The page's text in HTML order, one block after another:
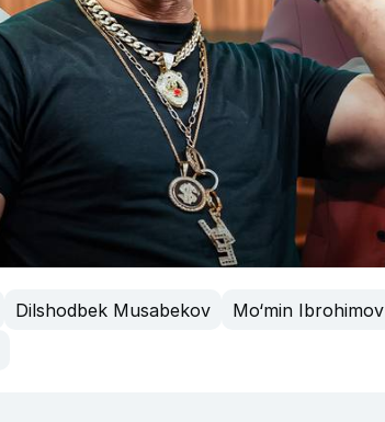
Dilshodbek Musabekov
Mo‘min Ibrohimov